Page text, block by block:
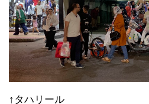
↑タハリール